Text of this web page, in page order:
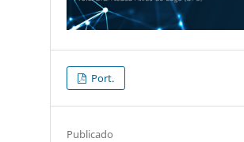
Port.
Publicado